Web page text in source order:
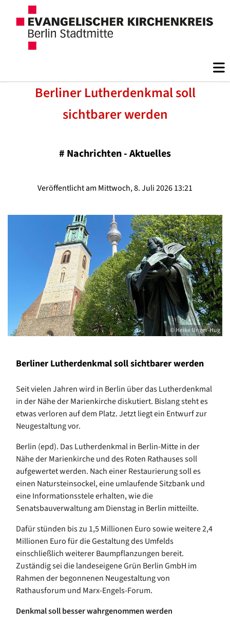
Berliner Lutherdenkmal soll
sichtbarer werden
# Nachrichten - Aktuelles
Veröffentlicht am Mittwoch, 8. Juli 2026 13:21
© Heike Unger-Hug
Berliner Lutherdenkmal soll sichtbarer werden
Seit vielen Jahren wird in Berlin über das Lutherdenkmal
in der Nähe der Marienkirche diskutiert. Bislang steht es
etwas verloren auf dem Platz. Jetzt liegt ein Entwurf zur
Neugestaltung vor.
Berlin (epd). Das Lutherdenkmal in Berlin-Mitte in der
Nähe der Marienkirche und des Roten Rathauses soll
aufgewertet werden. Nach einer Restaurierung soll es
einen Natursteinsockel, eine umlaufende Sitzbank und
eine Informationsstele erhalten, wie die
Senatsbauverwaltung am Dienstag in Berlin mitteilte.
Dafür stünden bis zu 1,5 Millionen Euro sowie weitere 2,4
Millionen Euro für die Gestaltung des Umfelds
einschließlich weiterer Baumpflanzungen bereit.
Zuständig sei die landeseigene Grün Berlin GmbH im
Rahmen der begonnenen Neugestaltung von
Rathausforum und Marx-Engels-Forum.
Denkmal soll besser wahrgenommen werden